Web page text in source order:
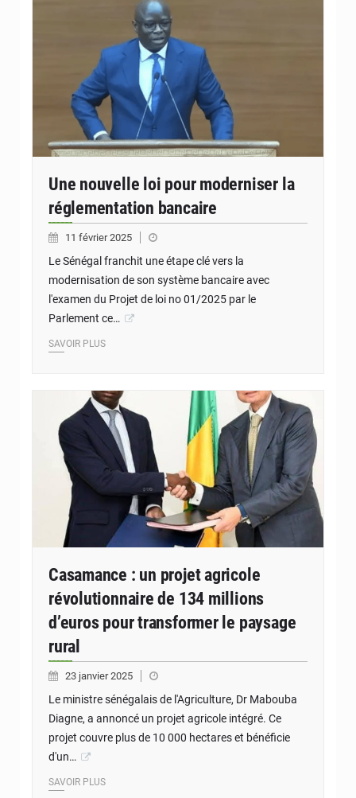
Une nouvelle loi pour moderniser la
réglementation bancaire
11 février 2025
Le Sénégal franchit une étape clé vers la
modernisation de son système bancaire avec
l'examen du Projet de loi no 01/2025 par le
Parlement ce…
SAVOIR PLUS
Casamance : un projet agricole
révolutionnaire de 134 millions
d’euros pour transformer le paysage
rural
23 janvier 2025
Le ministre sénégalais de l'Agriculture, Dr Mabouba
Diagne, a annoncé un projet agricole intégré. Ce
projet couvre plus de 10 000 hectares et bénéficie
d'un…
SAVOIR PLUS